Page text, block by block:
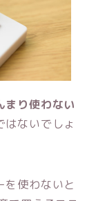
まり使わない
はないでしょ
を使わないと